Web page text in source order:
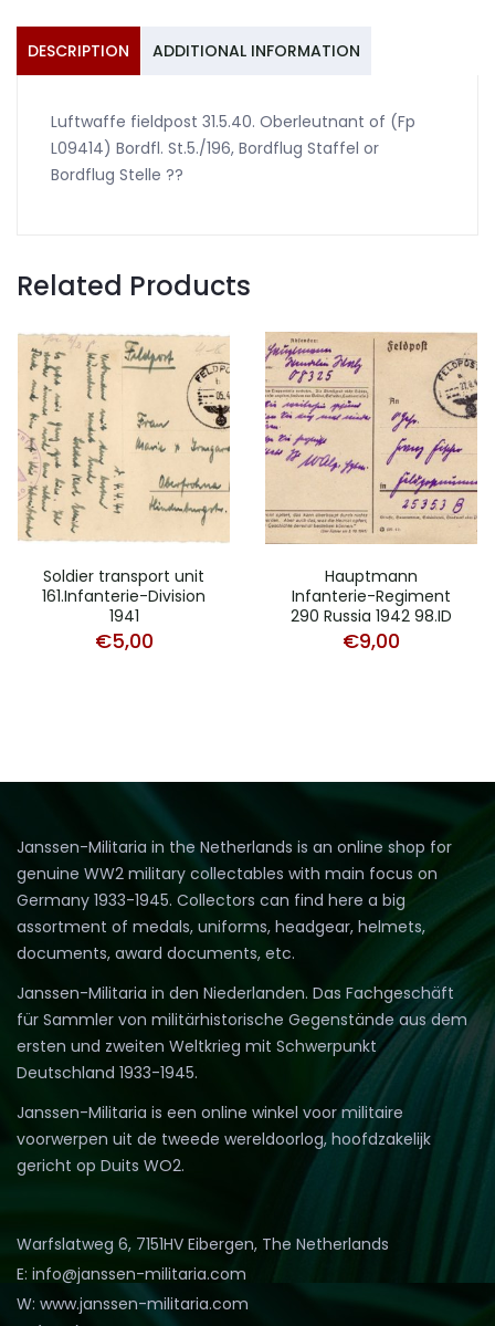
DESCRIPTION ADDITIONAL INFORMATION
Luftwaffe fieldpost 31.5.40. Oberleutnant of (Fp
L09414) Bordfl. St.5./196, Bordflug Staffel or
Bordflug Stelle ??
Related Products
Soldier transport unit
161.Infanterie-Division
1941
€5,00
Hauptmann
Infanterie-Regiment
290 Russia 1942 98.ID
€9,00
Janssen-Militaria in the Netherlands is an online shop for
genuine WW2 military collectables with main focus on
Germany 1933-1945. Collectors can find here a big
assortment of medals, uniforms, headgear, helmets,
documents, award documents, etc.
Janssen-Militaria in den Niederlanden. Das Fachgeschäft
für Sammler von militärhistorische Gegenstände aus dem
ersten und zweiten Weltkrieg mit Schwerpunkt
Deutschland 1933-1945.
Janssen-Militaria is een online winkel voor militaire
voorwerpen uit de tweede wereldoorlog, hoofdzakelijk
gericht op Duits WO2.
Warfslatweg 6, 7151HV Eibergen, The Netherlands
E: info@janssen-militaria.com
W: www.janssen-militaria.com